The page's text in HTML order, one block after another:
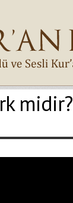
midir?